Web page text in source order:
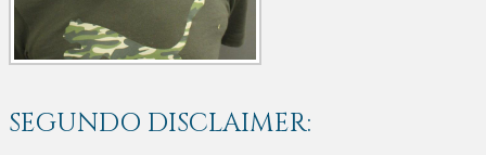
SEGUNDO DISCLAIMER: